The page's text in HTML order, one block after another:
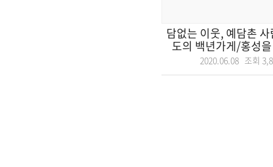
담없는 이웃, 예담촌
도의 백년가게/홍성
2020.06.08 조회